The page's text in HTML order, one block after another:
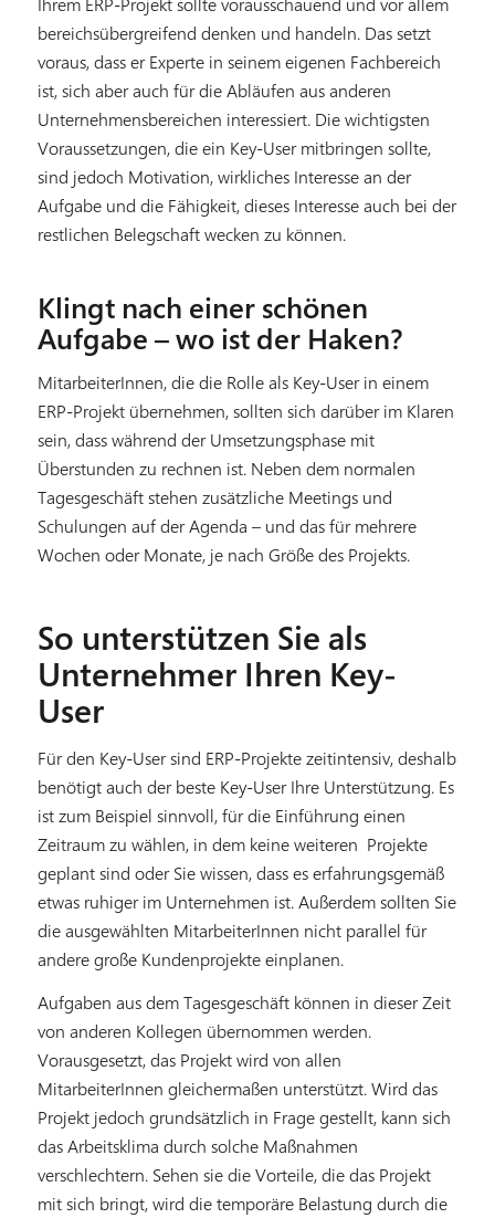
bereichsübergreifend denken und handeln. Das setzt
voraus, dass er Experte in seinem eigenen Fachbereich
ist, sich aber auch für die Abläufen aus anderen
Unternehmensbereichen interessiert. Die wichtigsten
Voraussetzungen, die ein Key-User mitbringen sollte,
sind jedoch Motivation, wirkliches Interesse an der
Aufgabe und die Fähigkeit, dieses Interesse auch bei der
restlichen Belegschaft wecken zu können.
Klingt nach einer schönen
Aufgabe – wo ist der Haken?
MitarbeiterInnen, die die Rolle als Key-User in einem
ERP-Projekt übernehmen, sollten sich darüber im Klaren
sein, dass während der Umsetzungsphase mit
Überstunden zu rechnen ist. Neben dem normalen
Tagesgeschäft stehen zusätzliche Meetings und
Schulungen auf der Agenda – und das für mehrere
Wochen oder Monate, je nach Größe des Projekts.
So unterstützen Sie als
Unternehmer Ihren Key-
User
Für den Key-User sind ERP-Projekte zeitintensiv, deshalb
benötigt auch der beste Key-User Ihre Unterstützung. Es
ist zum Beispiel sinnvoll, für die Einführung einen
Zeitraum zu wählen, in dem keine weiteren Projekte
geplant sind oder Sie wissen, dass es erfahrungsgemäß
etwas ruhiger im Unternehmen ist. Außerdem sollten Sie
die ausgewählten MitarbeiterInnen nicht parallel für
andere große Kundenprojekte einplanen.
Aufgaben aus dem Tagesgeschäft können in dieser Zeit
von anderen Kollegen übernommen werden.
Vorausgesetzt, das Projekt wird von allen
MitarbeiterInnen gleichermaßen unterstützt. Wird das
Projekt jedoch grundsätzlich in Frage gestellt, kann sich
das Arbeitsklima durch solche Maßnahmen
verschlechtern. Sehen sie die Vorteile, die das Projekt
mit sich bringt, wird die temporäre Belastung durch die